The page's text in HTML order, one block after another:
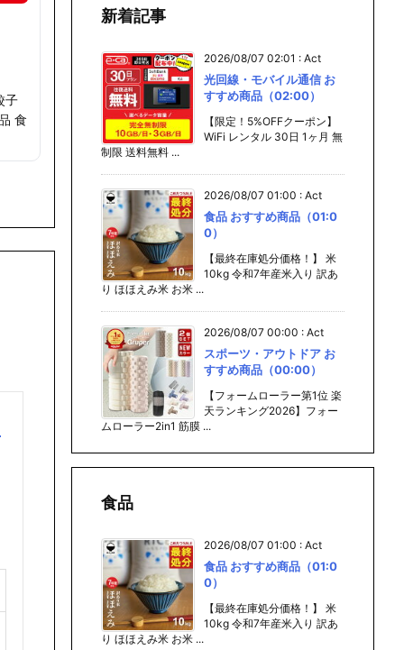
子
食
新着記事
2026/08/07 02:01 : Act
光回線・モバイル通信 お
すすめ商品（02:00）
【限定！5%OFFクーポン】
WiFi レンタル 30日 1ヶ月 無
制限 送料無料 ...
2026/08/07 01:00 : Act
食品 おすすめ商品（01:0
0）
【最終在庫処分価格！】 米
10kg 令和7年産米入り 訳あ
り ほほえみ米 お米 ...
2026/08/07 00:00 : Act
スポーツ・アウトドア お
すすめ商品（00:00）
【フォームローラー第1位 楽
天ランキング2026】フォー
ムローラー2in1 筋膜 ...
食品
2026/08/07 01:00 : Act
食品 おすすめ商品（01:0
0）
【最終在庫処分価格！】 米
10kg 令和7年産米入り 訳あ
り ほほえみ米 お米 ...